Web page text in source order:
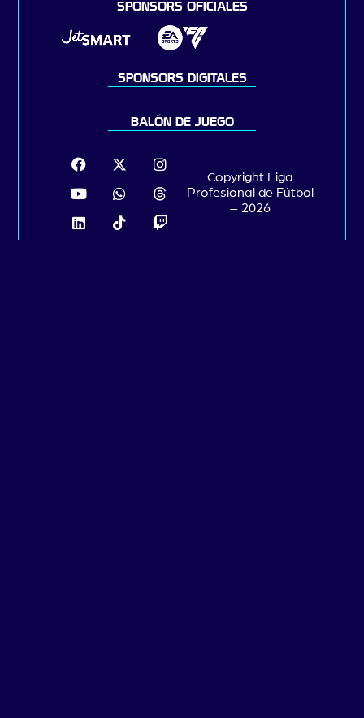
SPONSORS OFICIALES
SPONSORS DIGITALES
BALÓN DE JUEGO
Copyright Liga
Profesional de Fútbol
– 2026